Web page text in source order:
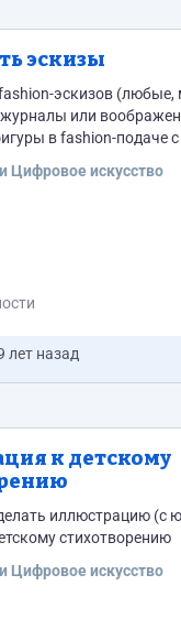
эскизы
эскизов
журналы или
пропорциями
материалы
Цифровое искусство
лет назад
к детскому
иллюстрацию (с
стихотворению
Цифровое искусство